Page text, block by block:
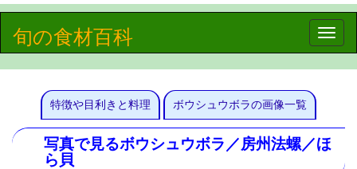
Toggle
旬の食材百科
特徴や目利きと料理 ボウシュウボラの画像一覧
写真で見るボウシュウボラ／房州法螺／ほ
ら貝